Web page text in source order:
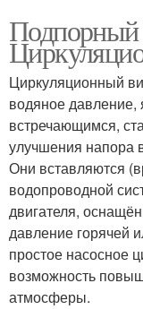
Подпорный
Циркуляционный
водяное давление,
встречающимся,
улучшения напора
Они вставляются
водопроводной
двигателя,
давление горячей
простое насосное
возможность
атмосферы.